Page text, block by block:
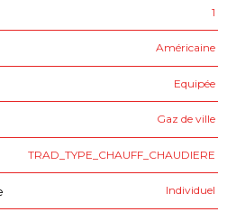
1
Américaine
Equipée
Gaz de ville
TRAD_TYPE_CHAUFF_CHAUDIERE
Individuel